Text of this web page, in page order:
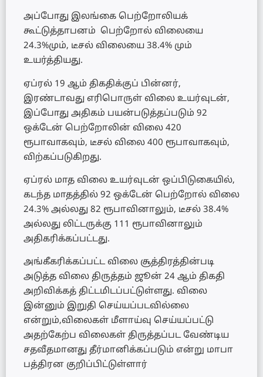
அப்போது இலங்கை பெற்றோலியக்
கூட்டுத்தாபனம் பெற்றோல் விலையை
24.3%மும், டீசல் விலையை 38.4% மும்
உயர்த்தியது.
ஏப்ரல் 19 ஆம் திகதிக்குப் பின்னர்,
இரண்டாவது எரிபொருள் விலை உயர்வுடன்,
இப்போது அதிகம் பயன்படுத்தப்படும் 92
ஒக்டேன் பெற்றோலின் விலை 420
ரூபாவாகவும், டீசல் விலை 400 ரூபாவாகவும்,
விற்கப்படுகிறது.
ஏப்ரல் மாத விலை உயர்வுடன் ஒப்பிடுகையில்,
கடந்த மாதத்தில் 92 ஒக்டேன் பெற்றோல் விலை
24.3% அல்லது 82 ரூபாவினாலும், டீசல் 38.4%
அல்லது லிட்டருக்கு 111 ரூபாவினாலும்
அதிகரிக்கப்பட்டது.
அங்கீகரிக்கப்பட்ட விலை சூத்திரத்தின்படி
அடுத்த விலை திருத்தம் ஜூன் 24 ஆம் திகதி
அறிவிக்கத் திட்டமிடப்பட்டுள்ளது. விலை
இன்னும் இறுதி செய்யப்படவில்லை
என்றும்,விலைகள் மீளாய்வு செய்யப்பட்டு
அதற்கேற்ப விலைகள் திருத்தப்பட வேண்டிய
சதவீதமானது தீர்மானிக்கப்படும் என்று மாபா
பத்திரன குறிப்பிட்டுள்ளார்